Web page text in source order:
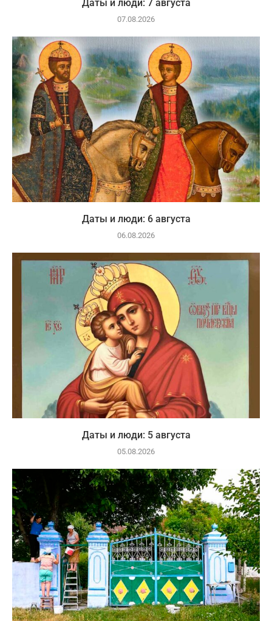
Даты и люди: 7 августа
07.08.2026
Даты и люди: 6 августа
06.08.2026
Даты и люди: 5 августа
05.08.2026